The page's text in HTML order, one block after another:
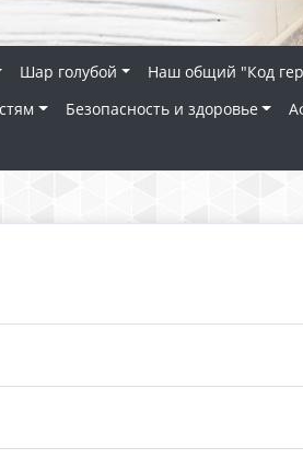
Шар голубой Наш общий "Код
Безопасность и здоровье